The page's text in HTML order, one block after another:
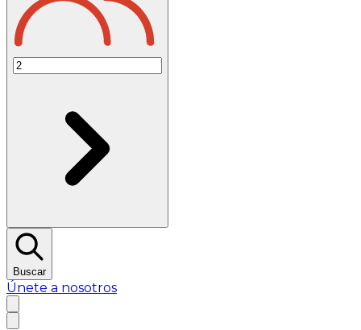
Buscar
Únete a nosotros